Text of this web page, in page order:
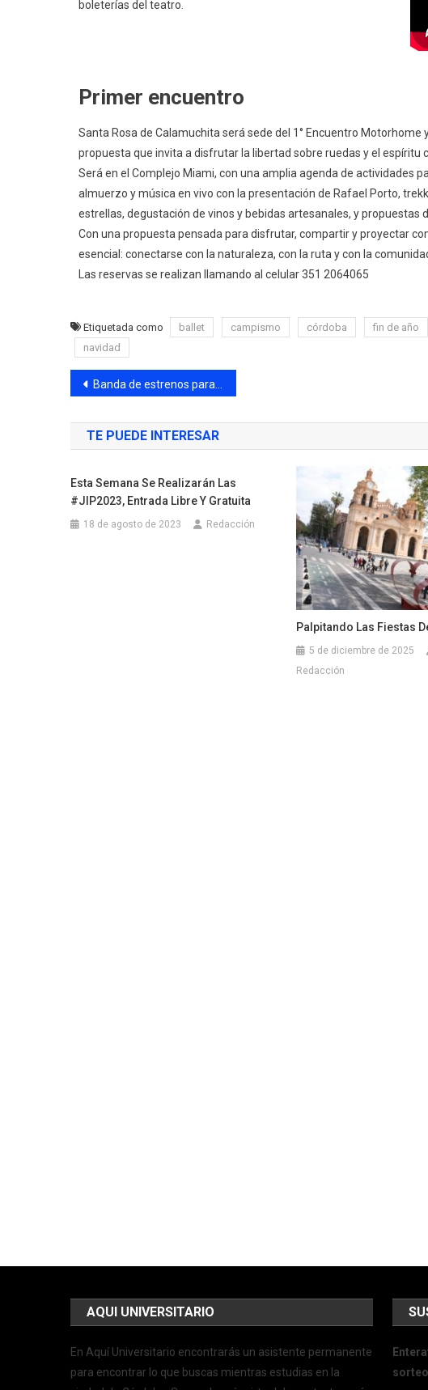
boleterías del teatro.
Primer encuentro
Santa Rosa de Calamuchita será sede del 1° Encuentro
propuesta que invita a disfrutar la libertad sobre ruedas y el espíritu
Será en el Complejo Miami, con una amplia agenda de actividades
almuerzo y música en vivo con la presentación de Rafael Porto,
estrellas, degustación de vinos y bebidas artesanales, y
Con una propuesta pensada para disfrutar, compartir y proyectar
esencial: conectarse con la naturaleza, con la ruta y con la
Las reservas se realizan llamando al celular 351 2064065
Etiquetada como ballet campismo córdoba fin de año
navidad
Banda de estrenos para palpitar el finde
TE PUEDE INTERESAR
Esta Semana Se Realizarán Las
#JIP2023, Entrada Libre Y Gratuita
18 de agosto de 2023 Redacción
Palpitando Las Fiestas
5 de diciembre de 2025
Redacción
AQUI UNIVERSITARIO
En Aquí Universitario encontrarás un asistente permanente
para encontrar lo que buscas mientras estudias en la